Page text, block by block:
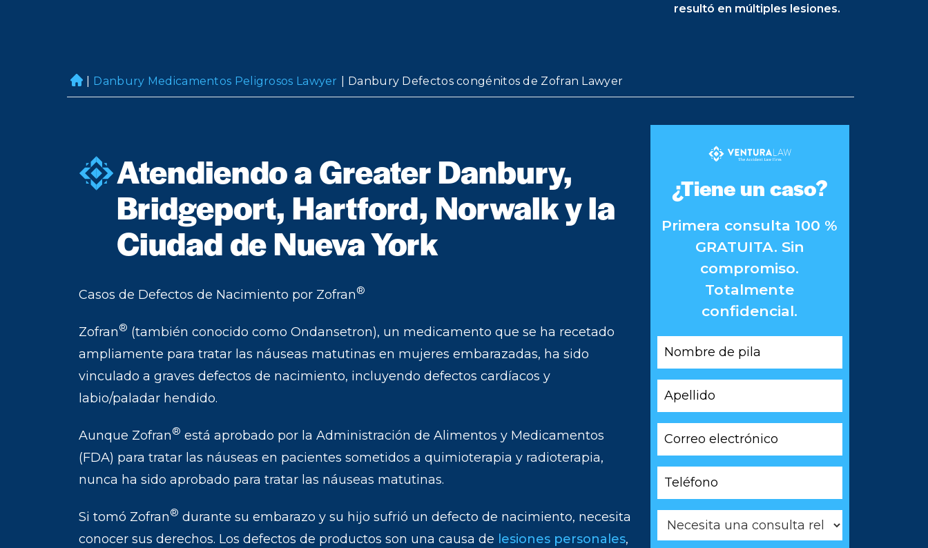
resultó en múltiples lesiones.
H
o
Danbury Medicamentos Peligrosos Lawyer Danbury Defectos congénitos de Zofran Lawyer
Atendiendo a Greater Danbury,
Bridgeport, Hartford, Norwalk y la
Ciudad de Nueva York
Casos de Defectos de Nacimiento por Zofran®
Zofran® (también conocido como Ondansetron), un medicamento que se ha recetado
ampliamente para tratar las náuseas matutinas en mujeres embarazadas, ha sido
vinculado a graves defectos de nacimiento, incluyendo defectos cardíacos y
labio/paladar hendido.
Aunque Zofran® está aprobado por la Administración de Alimentos y Medicamentos
(FDA) para tratar las náuseas en pacientes sometidos a quimioterapia y radioterapia,
nunca ha sido aprobado para tratar las náuseas matutinas.
Si tomó Zofran® durante su embarazo y su hijo sufrió un defecto de nacimiento, necesita
conocer sus derechos. Los defectos de productos son una causa de lesiones personales,
¿Tiene un caso?
Primera consulta 100 %
GRATUITA. Sin
compromiso.
Totalmente
confidencial.
de
electrónico
una